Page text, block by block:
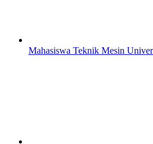
Mahasiswa Teknik Mesin